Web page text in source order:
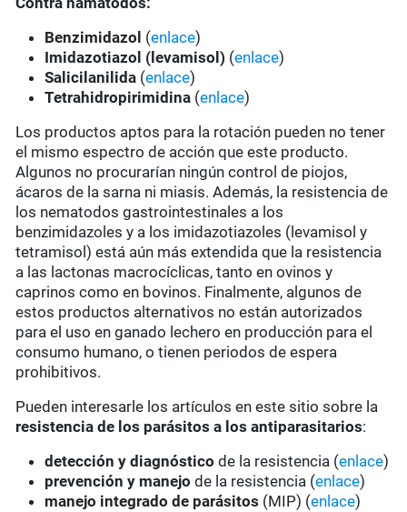
Benzimidazol (enlace)
Imidazotiazol (levamisol) (enlace)
Salicilanilida (enlace)
Tetrahidropirimidina (enlace)
Los productos aptos para la rotación pueden no tener
el mismo espectro de acción que este producto.
Algunos no procurarían ningún control de piojos,
ácaros de la sarna ni miasis. Además, la resistencia de
los nematodos gastrointestinales a los
benzimidazoles y a los imidazotiazoles (levamisol y
tetramisol) está aún más extendida que la resistencia
a las lactonas macrocíclicas, tanto en ovinos y
caprinos como en bovinos. Finalmente, algunos de
estos productos alternativos no están autorizados
para el uso en ganado lechero en producción para el
consumo humano, o tienen periodos de espera
prohibitivos.
Pueden interesarle los artículos en este sitio sobre la
resistencia de los parásitos a los antiparasitarios:
detección y diagnóstico de la resistencia (enlace)
prevención y manejo de la resistencia (enlace)
manejo integrado de parásitos (MIP) (enlace)